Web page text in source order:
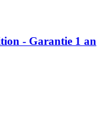
- Garantie 1 an